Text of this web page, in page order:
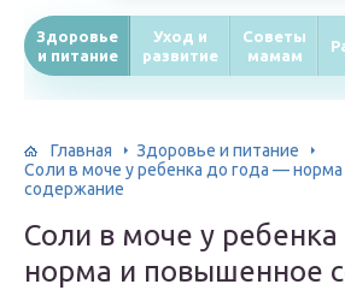
Здоровье
и питание
Уход и
развитие
Советы
мамам
Главная
Здоровье и питание
Соли в моче у ребенка до года —
содержание
Соли в моче у
норма и повышенное